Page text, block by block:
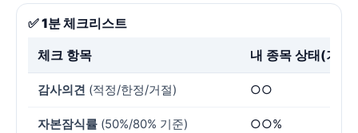
✅ 1분 체크리스트
체크 항목
내 종목 상태(기입)
감사의견 (적정/한정/거절) ○○
자본잠식률 (50%/80% 기준) ○○%